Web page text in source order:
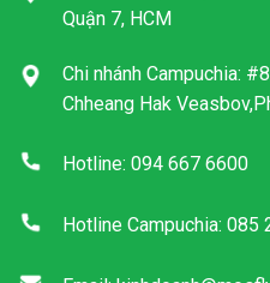
Quận 7, HCM
Chi nhánh Campuchia:
Chheang Hak
Hotline: 094 667 6600
Hotline Campuchia: